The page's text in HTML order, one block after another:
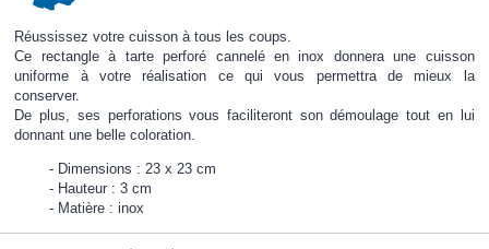
Réussissez votre cuisson à tous les coups.
Ce rectangle à tarte perforé cannelé en inox donnera une cuisson
uniforme à votre réalisation ce qui vous permettra de mieux la
conserver.
De plus, ses perforations vous faciliteront son démoulage tout en lui
donnant une belle coloration.
Dimensions : 23 x 23 cm
Hauteur : 3 cm
Matière : inox